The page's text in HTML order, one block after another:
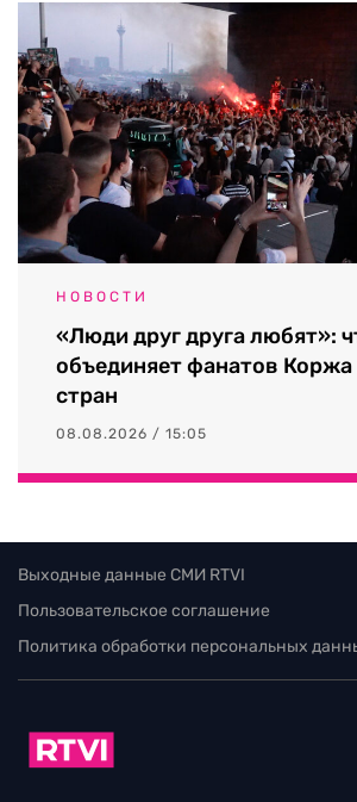
НОВОСТИ
«Люди друг друга любят»:
объединяет фанатов
стран
08.08.2026 / 15:05
Выходные данные СМИ RTVI
Пользовательское соглашение
Политика обработки персональных